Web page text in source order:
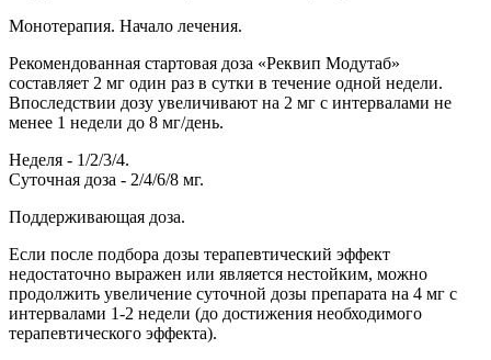
Монотерапия. Начало лечения.
Рекомендованная стартовая доза «Реквип Модутаб»
составляет 2 мг один раз в сутки в течение одной недели.
Впоследствии дозу увеличивают на 2 мг с интервалами не
менее 1 недели до 8 мг/день.
Неделя - 1/2/3/4.
Суточная доза - 2/4/6/8 мг.
Поддерживающая доза.
Если после подбора дозы терапевтический эффект
недостаточно выражен или является нестойким, можно
продолжить увеличение суточной дозы препарата на 4 мг с
интервалами 1-2 недели (до достижения необходимого
терапевтического эффекта).